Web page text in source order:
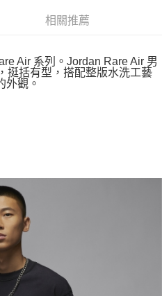
相關推薦
Air 系列。Jordan Rare Air 男
挺括有型，搭配整版水洗工藝
外觀。